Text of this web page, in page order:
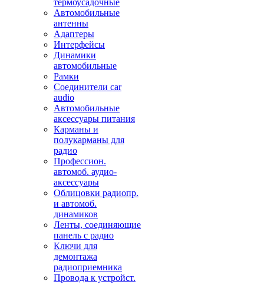
термоусадочные
Автомобильные
антенны
Адаптеры
Интерфейсы
Динамики
автомобильные
Рамки
Соединители car
audio
Автомобильные
аксессуары питания
Карманы и
полукарманы для
радио
Профессион.
автомоб. аудио-
аксессуары
Облицовки радиопр.
и автомоб.
динамиков
Ленты, соединяющие
панель с радио
Ключи для
демонтажа
радиоприемника
Провода к устройст.